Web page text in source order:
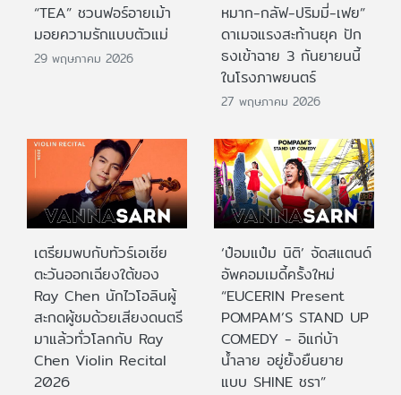
“TEA” ชวนฟอร์อายเม้า
มอยความรักแบบตัวแม่
29 พฤษภาคม 2026
หมาก-กลัฟ-ปริมมี่-เฟย”
ดาเมจแรงสะท้านยุค ปัก
ธงเข้าฉาย 3 กันยายนนี้
ในโรงภาพยนตร์
27 พฤษภาคม 2026
เตรียมพบกับทัวร์เอเชีย
ตะวันออกเฉียงใต้ของ
Ray Chen นักไวโอลินผู้
สะกดผู้ชมด้วยเสียงดนตรี
มาแล้วทั่วโลกกับ Ray
Chen Violin Recital
2026
‘ป๋อมแป๋ม นิติ’ จัดสแตนด์
อัพคอมเมดี้ครั้งใหม่
“EUCERIN Present
POMPAM’S STAND UP
COMEDY - อิแก่บ้า
น้ำลาย อยู่ยั้งยืนยาย
แบบ SHINE ชรา”